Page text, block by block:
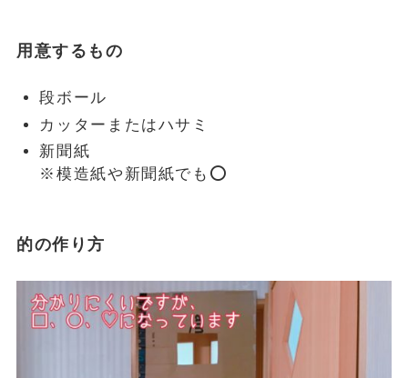
用意するもの
段ボール
カッターまたはハサミ
新聞紙
※模造紙や新聞紙でも⭕️
的の作り方